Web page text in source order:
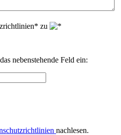
zu
nebenstehende Feld ein:
nachlesen.